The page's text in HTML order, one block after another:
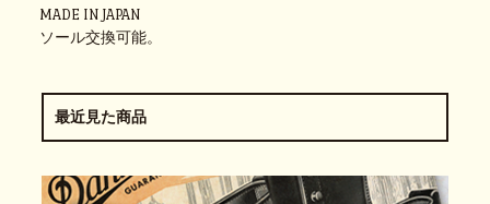
MADE IN JAPAN
ソール交換可能。
最近見た商品